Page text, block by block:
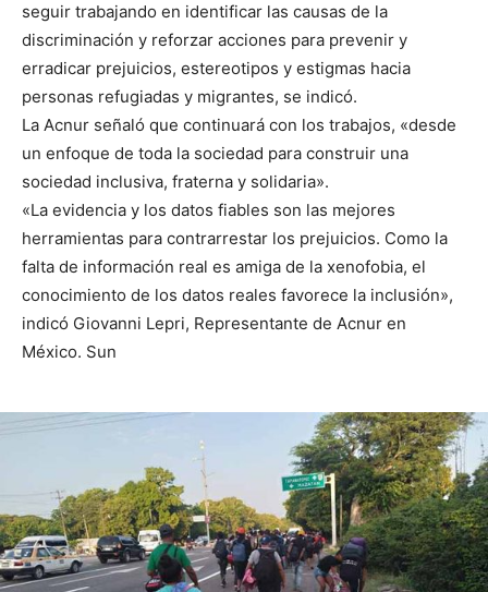
seguir trabajando en identificar las causas de la
discriminación y reforzar acciones para prevenir y
erradicar prejuicios, estereotipos y estigmas hacia
personas refugiadas y migrantes, se indicó.
La Acnur señaló que continuará con los trabajos, «desde
un enfoque de toda la sociedad para construir una
sociedad inclusiva, fraterna y solidaria».
«La evidencia y los datos fiables son las mejores
herramientas para contrarrestar los prejuicios. Como la
falta de información real es amiga de la xenofobia, el
conocimiento de los datos reales favorece la inclusión»,
indicó Giovanni Lepri, Representante de Acnur en
México. Sun